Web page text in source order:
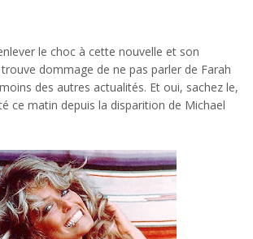
le choc à cette nouvelle et son
dommage de ne pas parler de Farah
des autres actualités. Et oui, sachez le,
ce matin depuis la disparition de Michael